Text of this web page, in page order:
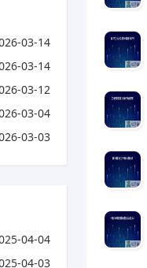
03-14
03-14
03-12
03-04
03-03
04-04
04-03